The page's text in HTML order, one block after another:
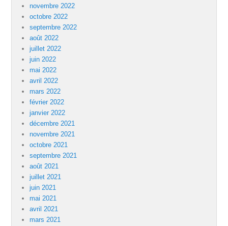
novembre 2022
octobre 2022
septembre 2022
août 2022
juillet 2022
juin 2022
mai 2022
avril 2022
mars 2022
février 2022
janvier 2022
décembre 2021
novembre 2021
octobre 2021
septembre 2021
août 2021
juillet 2021
juin 2021
mai 2021
avril 2021
mars 2021